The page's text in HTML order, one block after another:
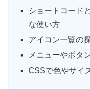
ショートコード
な使い方
アイコン一覧の
メニューやボタ
CSSで色やサイ